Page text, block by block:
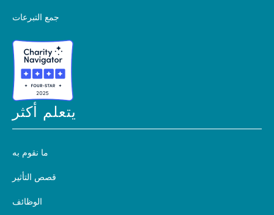
جمع التبرعات
يتعلم أكثر
ما نقوم به
قصص التأثير
الوظائف